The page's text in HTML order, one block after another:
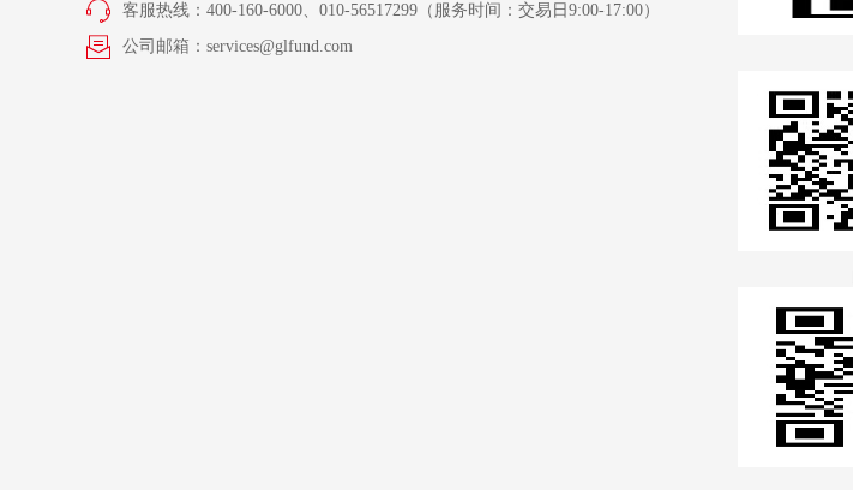
客服热线：400-160-6000、010-56517299（服务时间：交易日9:00-17:00）
公司邮箱：services@glfund.com